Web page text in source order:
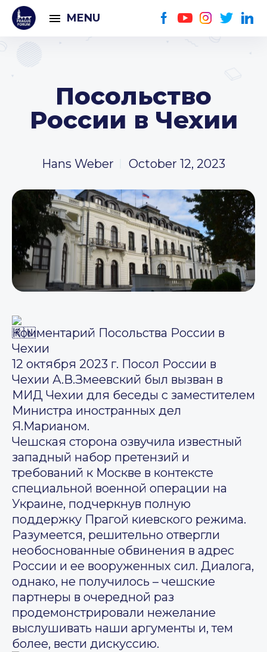
MENU
Посольство
России в Чехии
Hans Weber October 12, 2023
Комментарий Посольства России в
Чехии
12 октября 2023 г. Посол России в
Чехии А.В.Змеевский был вызван в
МИД Чехии для беседы с заместителем
Министра иностранных дел
Я.Марианом.
Чешская сторона озвучила известный
западный набор претензий и
требований к Москве в контексте
специальной военной операции на
Украине, подчеркнув полную
поддержку Прагой киевского режима.
Разумеется, решительно отвергли
необоснованные обвинения в адрес
России и ее вооруженных сил. Диалога,
однако, не получилось – чешские
партнеры в очередной раз
продемонстрировали нежелание
выслушивать наши аргументы и, тем
более, вести дискуссию.